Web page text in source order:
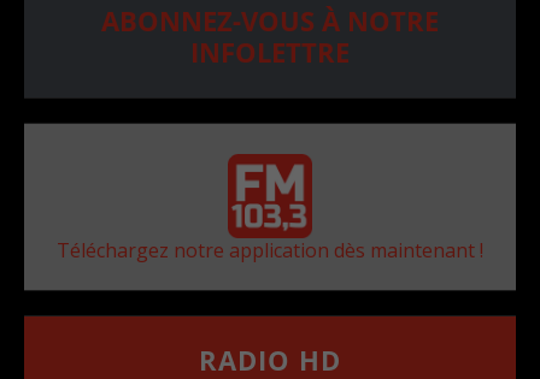
ABONNEZ-VOUS À NOTRE
INFOLETTRE
Téléchargez notre application dès maintenant !
RADIO HD